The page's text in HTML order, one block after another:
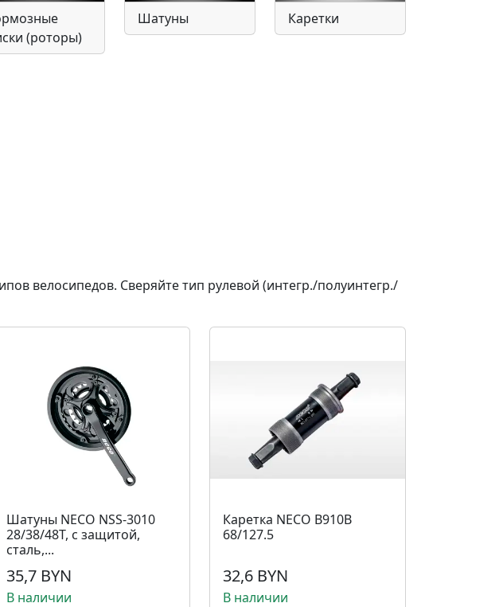
(роторы)
Шатуны Каретки
велосипедов. Сверяйте тип рулевой (интегр./полуинтегр./
Шатуны NECO NSS-3010
28/38/48T, с защитой,
сталь,...
35,7 BYN
В наличии
Каретка NECO B910B
68/127.5
32,6 BYN
В наличии